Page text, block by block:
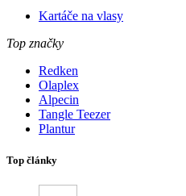
Kartáče na vlasy
Top značky
Redken
Olaplex
Alpecin
Tangle Teezer
Plantur
Top články